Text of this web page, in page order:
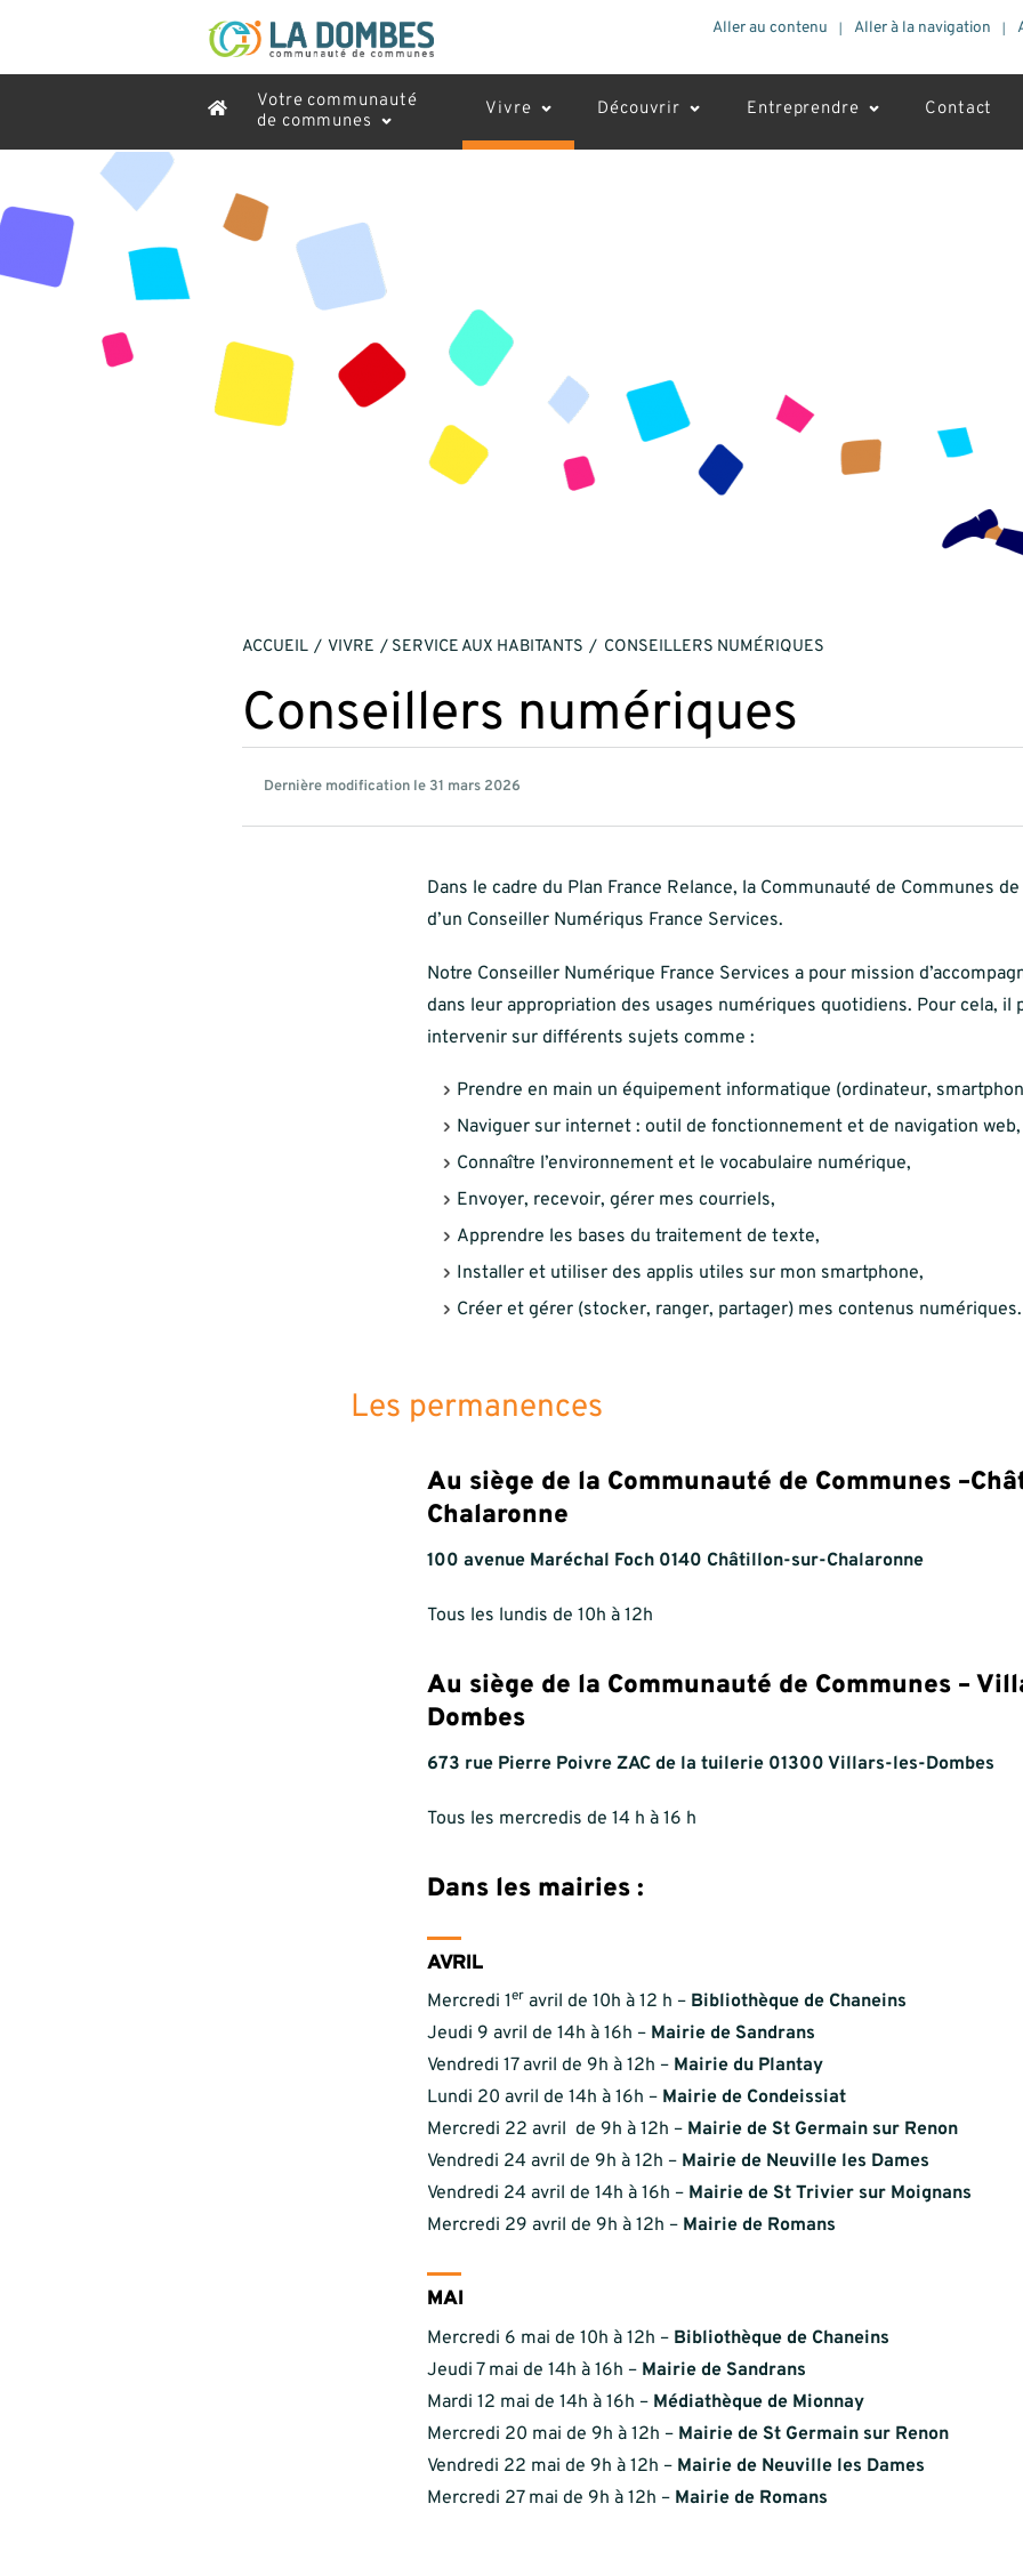
Aller au contenu Aller à la navigation
Votre communauté
de communes
Vivre Découvrir Entreprendre Contact
ACCUEIL VIVRE SERVICE AUX HABITANTS CONSEILLERS NUMÉRIQUES
Conseillers numériques
Dernière modification le 31 mars 2026
Dans le cadre du Plan France Relance, la Communauté de Communes
d’un Conseiller Numériqus France Services.
Notre Conseiller Numérique France Services a pour mission
dans leur appropriation des usages numériques quotidiens. Pour cela, il
intervenir sur différents sujets comme :
Prendre en main un équipement informatique (ordinateur,
Naviguer sur internet : outil de fonctionnement et de navigation web,
Connaître l’environnement et le vocabulaire numérique,
Envoyer, recevoir, gérer mes courriels,
Apprendre les bases du traitement de texte,
Installer et utiliser des applis utiles sur mon smartphone,
Créer et gérer (stocker, ranger, partager) mes contenus numériques.
Les permanences
Au siège de la Communauté de Communes
Chalaronne
100 avenue Maréchal Foch 0140 Châtillon-sur-Chalaronne
Tous les lundis de 10h à 12h
Au siège de la Communauté de Communes –
Dombes
673 rue Pierre Poivre ZAC de la tuilerie 01300 Villars-les-Dombes
Tous les mercredis de 14 h à 16 h
Dans les mairies :
AVRIL
Mercredi 1er avril de 10h à 12 h – Bibliothèque de Chaneins
Jeudi 9 avril de 14h à 16h –Mairie de Sandrans
Vendredi 17 avril de 9h à 12h –Mairie du Plantay
Lundi 20 avril de 14h à 16h –Mairie de Condeissiat
Mercredi 22 avril de 9h à 12h –Mairie de St Germain sur Renon
Vendredi 24 avril de 9h à 12h – Mairie de Neuville les Dames
Vendredi 24 avril de 14h à 16h – Mairie de St Trivier sur Moignans
Mercredi 29 avril de 9h à 12h – Mairie de Romans
MAI
Mercredi 6 mai de 10h à 12h –Bibliothèque de Chaneins
Jeudi 7 mai de 14h à 16h –Mairie de Sandrans
Mardi 12 mai de 14h à 16h –Médiathèque de Mionnay
Mercredi 20 mai de 9h à 12h – Mairie de St Germain sur Renon
Vendredi 22 mai de 9h à 12h –Mairie de Neuville les Dames
Mercredi 27 mai de 9h à 12h – Mairie de Romans